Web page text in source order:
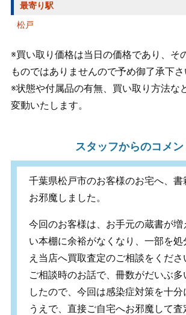
最寄り駅
松戸
※買い取り価格は当日の価格であり、そ
ものではありませんので予め御了承下さ
※状態や付属品の有無、買い取り方法な
変動いたします。
スタッフからのコメン
千葉県松戸市のお客様のお宅へ、書
お邪魔しました。
今回のお客様は、お手元の蔵書が増
い本棚に余裕がなくなり、一部を処
え当店へ買取査定のご相談をくださ
ご相談時のお話で、冊数がだいぶ
したので、今回は感染症対策を十分
うえで、直接ご自宅へお邪魔して査